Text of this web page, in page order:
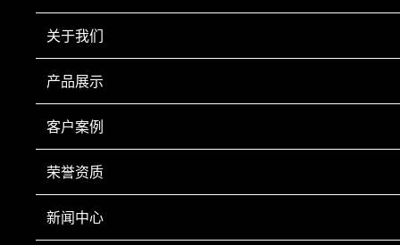
关于我们
产品展示
客户案例
荣誉资质
新闻中心
1.负责日常的管理和核对；
2.公司基本账物；
3.负责收集和审核财务申请，保证报销手续的合法性、
准确性；
4.负责登记现金、银行存款日记账并准确录取系统，按